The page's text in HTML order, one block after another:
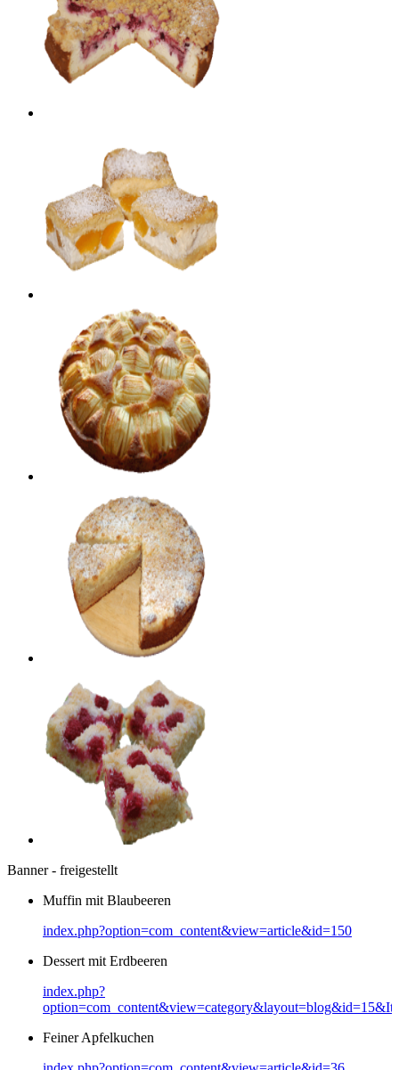
Banner - freigestellt
Muffin mit Blaubeeren
index.php?option=com_content&view=article&id=150
Dessert mit Erdbeeren
index.php?
Feiner Apfelkuchen